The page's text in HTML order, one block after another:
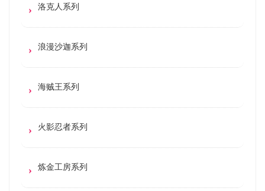
洛克人系列
浪漫沙迦系列
海贼王系列
火影忍者系列
炼金工房系列